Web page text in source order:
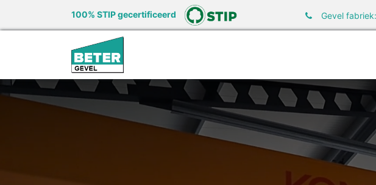
100% STIP gecertificeerd Gevel